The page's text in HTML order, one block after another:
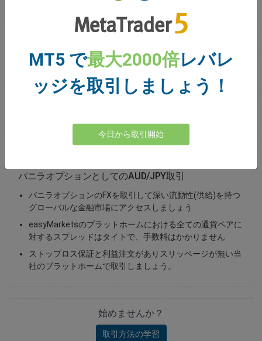
ボーナス
0.00
合計のオープン損益
Total Premium
資金を入金
バニラオプションとしてのAUD/JPY取引
バニラオプションのFXを取引して深い流動性(供給)を持つ
グローバルな金融市場にアクセスしましょう
easyMarketsのプラットホームにおける全ての通貨ペアに
対するスプレッドはタイトで、手数料はかかりません
ストップロス保証と利益注文がありスリッページが無い当
社のプラットホームで取引しましょう。
始めませんか？
取引方法の学習
MT5 で最大2000倍レバレ
ッジを取引しましょう！
今日から取引開始